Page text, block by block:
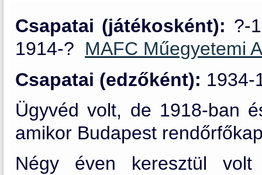
Csapatai (játékosként): ?-
1914-? MAFC Műegyetemi
Csapatai (edzőként): 1934-
Ügyvéd volt, de 1918-ban
amikor Budapest
Négy éven keresztül